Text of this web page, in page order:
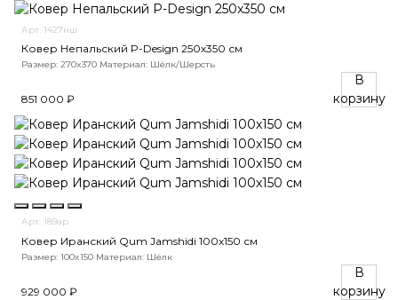
Арт. 1427нш
Ковер Непальский P-Design 250x350 см
Размер: 270x370 Материал: Шёлк/Шерсть
851 000 ₽
В
корзину
Арт. 189ар
Ковер Иранский Qum Jamshidi 100x150 см
Размер: 100x150 Материал: Шёлк
929 000 ₽
В
корзину